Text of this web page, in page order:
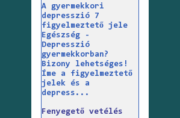
A gyermekkori
depresszió 7
figyelmeztető jele
Egészség -
Depresszió
gyermekkorban?
Bizony lehetséges!
Íme a figyelmeztető
jelek és a
depress...
Fenyegető vetélés